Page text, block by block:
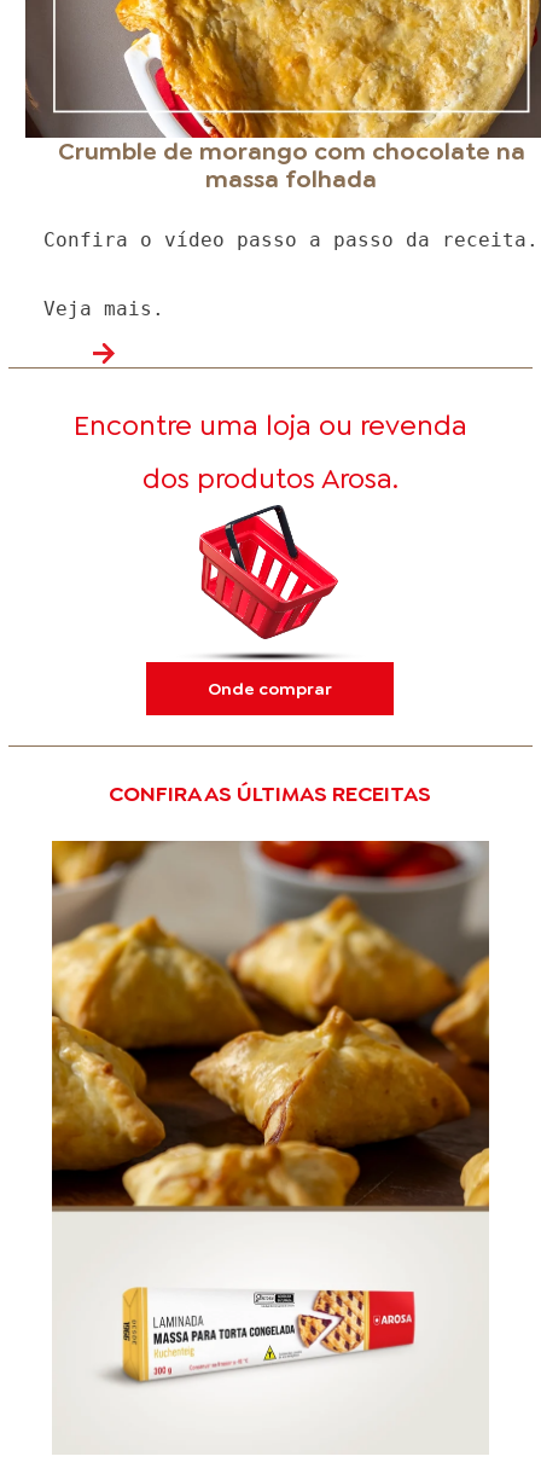
Crumble de morango com chocolate na
massa folhada
Confira o vídeo passo a passo da receita.
Veja mais.
Encontre uma loja ou revenda
dos produtos Arosa.
Onde comprar
CONFIRA AS ÚLTIMAS RECEITAS